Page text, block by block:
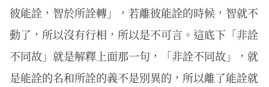
彼能詮，智於所詮轉」，若離彼能詮的時候，智就不
動了，所以沒有行相，所以是不可言。這底下「非詮
不同故」就是解釋上面那一句，「非詮不同故」，就
是能詮的名和所詮的義不是別異的，所以離了能詮就